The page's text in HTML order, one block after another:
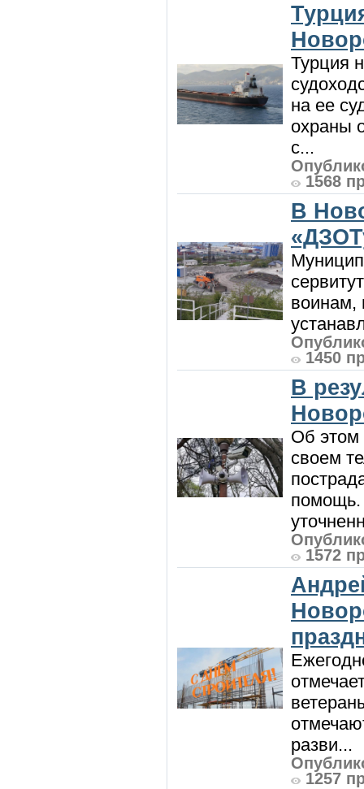
Турция
на ее
охраны
с...
1568
В
воинам,
1450
В
Об этом
своем
помощь.
1572
разви...
1257